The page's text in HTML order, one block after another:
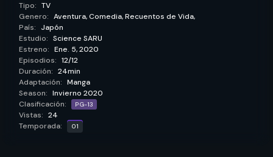
Tipo: TV
Genero: Aventura,Comedia,Recuentos de Vida,
País:
Japón
Estudio: Science SARU
Estreno: Ene. 5, 2020
Episodios: 12/12
Duración: 24min
Adaptación: Manga
Season: Invierno 2020
Clasificación:
PG-13
Vistas: 24
Temporada:
01